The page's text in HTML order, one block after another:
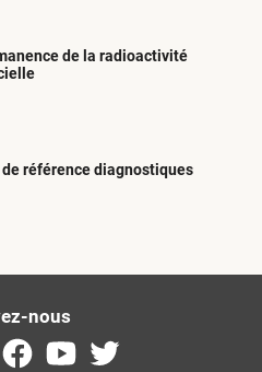
de la radioactivité
de référence diagnostiques
nous